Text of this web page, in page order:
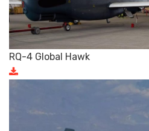
RQ-4 Global Hawk